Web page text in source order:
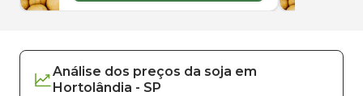
Análise dos preços da soja em
Hortolândia - SP